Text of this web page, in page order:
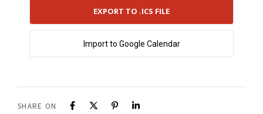
EXPORT TO .ICS FILE
Import to Google Calendar
SHARE ON